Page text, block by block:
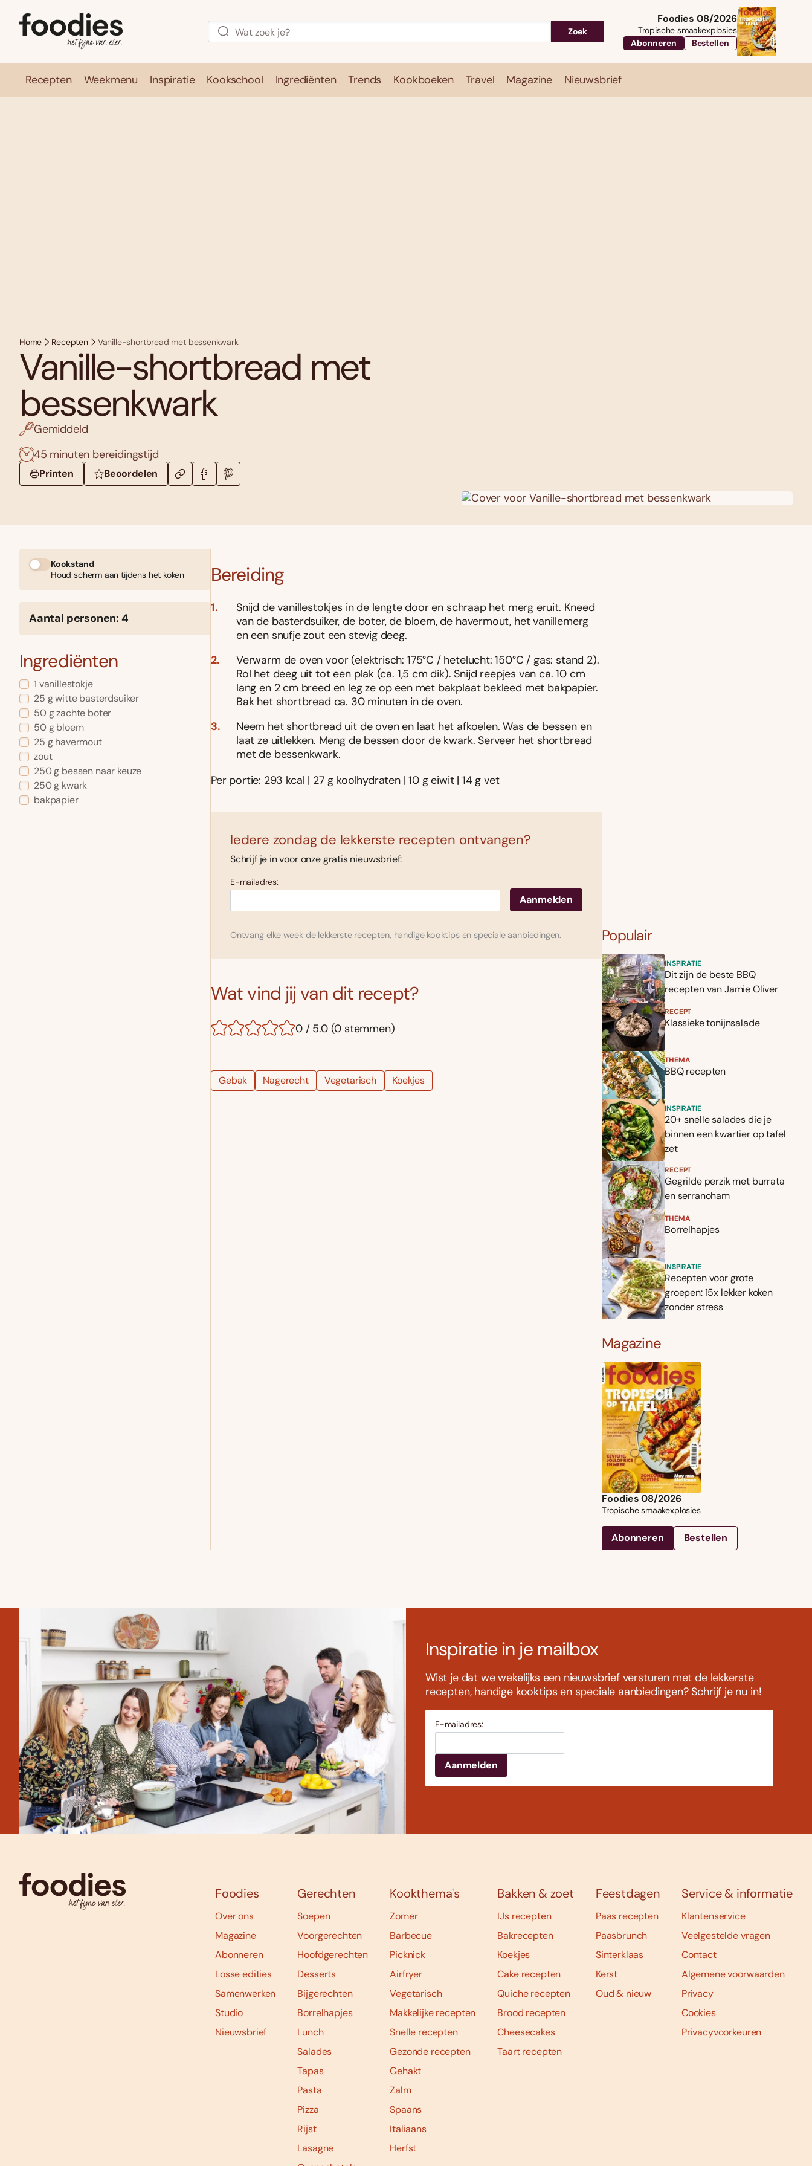
Zoek
Foodies 08/2026
Tropische smaakexplosies
Abonneren
Bestellen
Recepten Weekmenu Inspiratie Kookschool Ingrediënten Trends Kookboeken Travel Magazine Nieuwsbrief
Home Recepten Vanille-shortbread met bessenkwark
Vanille-shortbread met
bessenkwark
Gemiddeld
45 minuten bereidingstijd
Printen Beoordelen
Kookstand
Houd scherm aan tijdens het koken
Aantal personen: 4
Ingrediënten
1 vanillestokje
25 g witte basterdsuiker
50 g zachte boter
50 g bloem
25 g havermout
zout
250 g bessen naar keuze
250 g kwark
bakpapier
Bereiding
Snijd de vanillestokjes in de lengte door en schraap het merg eruit. Kneed
van de basterdsuiker, de boter, de bloem, de havermout, het vanillemerg
en een snufje zout een stevig deeg.
Verwarm de oven voor (elektrisch: 175°C / hetelucht: 150°C / gas: stand 2).
Rol het deeg uit tot een plak (ca. 1,5 cm dik). Snijd reepjes van ca. 10 cm
lang en 2 cm breed en leg ze op een met bakplaat bekleed met bakpapier.
Bak het shortbread ca. 30 minuten in de oven.
Neem het shortbread uit de oven en laat het afkoelen. Was de bessen en
laat ze uitlekken. Meng de bessen door de kwark. Serveer het shortbread
met de bessenkwark.
Per portie: 293 kcal | 27 g koolhydraten | 10 g eiwit | 14 g vet
Iedere zondag de lekkerste recepten ontvangen?
Schrijf je in voor onze gratis nieuwsbrief:
E-mailadres:
Ontvang elke week de lekkerste recepten, handige kooktips en speciale aanbiedingen.
Wat vind jij van dit recept?
0 / 5.0 (0 stemmen)
Gebak Nagerecht Vegetarisch Koekjes
Populair
INSPIRATIE
Dit zijn de beste BBQ
recepten van Jamie Oliver
RECEPT
Klassieke tonijnsalade
THEMA
BBQ recepten
INSPIRATIE
20+ snelle salades die je
binnen een kwartier op tafel
zet
RECEPT
Gegrilde perzik met burrata
en serranoham
THEMA
Borrelhapjes
INSPIRATIE
Recepten voor grote
groepen: 15x lekker koken
zonder stress
Magazine
Foodies 08/2026
Tropische smaakexplosies
Abonneren Bestellen
Inspiratie in je mailbox
Wist je dat we wekelijks een nieuwsbrief versturen met de lekkerste
recepten, handige kooktips en speciale aanbiedingen? Schrijf je nu in!
E-mailadres:
Foodies
Over ons
Magazine
Abonneren
Losse edities
Samenwerken
Studio
Nieuwsbrief
Gerechten
Soepen
Voorgerechten
Hoofdgerechten
Desserts
Bijgerechten
Borrelhapjes
Lunch
Salades
Tapas
Pasta
Pizza
Rijst
Lasagne
Kookthema's
Zomer
Barbecue
Picknick
Airfryer
Vegetarisch
Makkelijke recepten
Snelle recepten
Gezonde recepten
Gehakt
Zalm
Spaans
Italiaans
Herfst
Bakken & zoet
IJs recepten
Bakrecepten
Koekjes
Cake recepten
Quiche recepten
Brood recepten
Cheesecakes
Taart recepten
Feestdagen
Paas recepten
Paasbrunch
Sinterklaas
Kerst
Oud & nieuw
Service & informatie
Klantenservice
Veelgestelde vragen
Contact
Algemene voorwaarden
Privacy
Cookies
Privacyvoorkeuren